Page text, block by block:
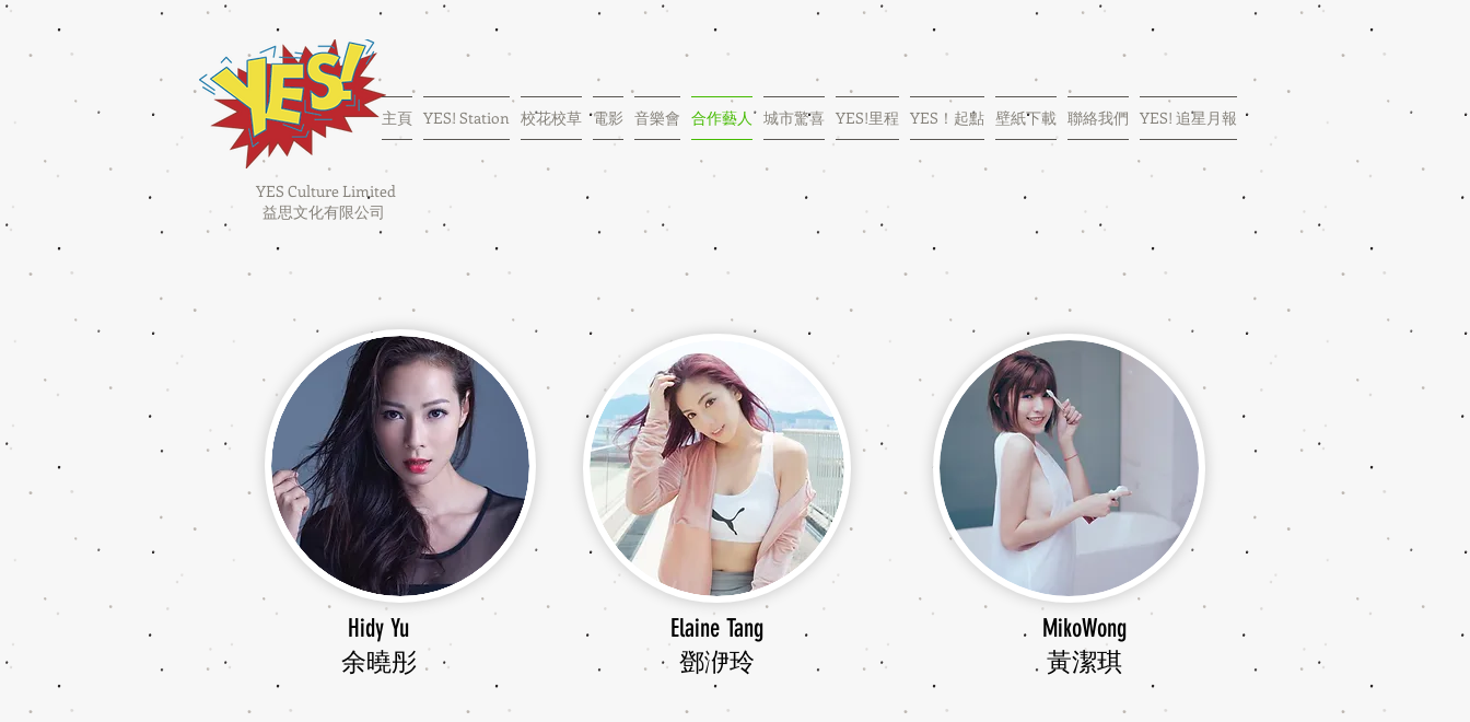
YES Culture Limited
益思文化有限公司
主頁 YES! Station 校花校草 電影 音樂會 合作藝人 城市驚喜 YES!里程 YES！起點 壁紙下載 聯絡我們 YES! 追星月報
Hidy Yu
余曉彤
Elaine Tang
鄧洢玲
MikoWong
​黃潔琪